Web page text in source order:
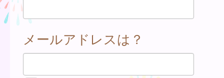
メールアドレスは？